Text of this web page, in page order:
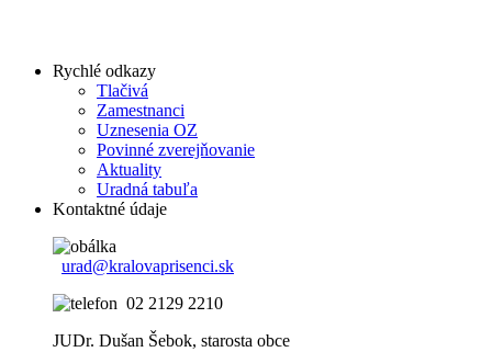
Rychlé odkazy
Tlačivá
Zamestnanci
Uznesenia OZ
Povinné zverejňovanie
Aktuality
Uradná tabuľa
Kontaktné údaje
urad@kralovaprisenci.sk
02 2129 2210
JUDr. Dušan Šebok, starosta obce